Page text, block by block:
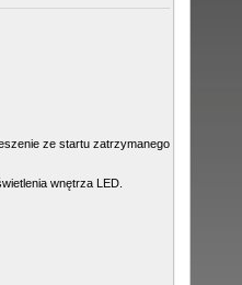
ze startu zatrzymanego
wnętrza LED.